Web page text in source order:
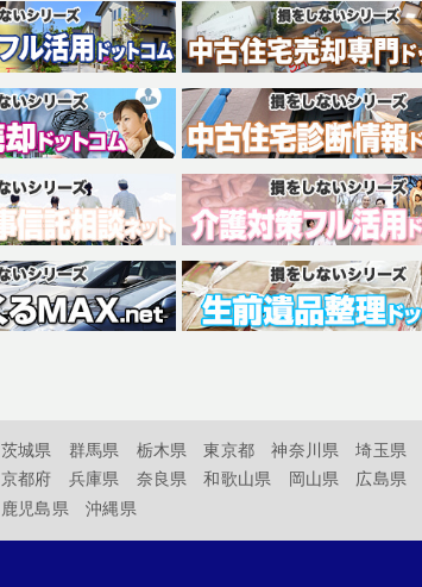
茨城県 群馬県 栃木県 東京都 神奈川県 埼玉県
京都府 兵庫県 奈良県 和歌山県 岡山県 広島県
鹿児島県 沖縄県